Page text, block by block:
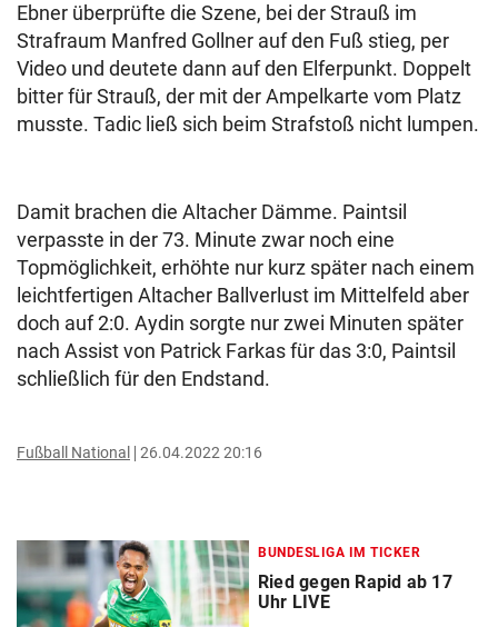
Ebner überprüfte die Szene, bei der Strauß im
Strafraum Manfred Gollner auf den Fuß stieg, per
Video und deutete dann auf den Elferpunkt. Doppelt
bitter für Strauß, der mit der Ampelkarte vom Platz
musste. Tadic ließ sich beim Strafstoß nicht lumpen.
Damit brachen die Altacher Dämme. Paintsil
verpasste in der 73. Minute zwar noch eine
Topmöglichkeit, erhöhte nur kurz später nach einem
leichtfertigen Altacher Ballverlust im Mittelfeld aber
doch auf 2:0. Aydin sorgte nur zwei Minuten später
nach Assist von Patrick Farkas für das 3:0, Paintsil
schließlich für den Endstand.
Fußball National 26.04.2022 20:16
BUNDESLIGA IM TICKER
Ried gegen Rapid ab 17
Uhr LIVE